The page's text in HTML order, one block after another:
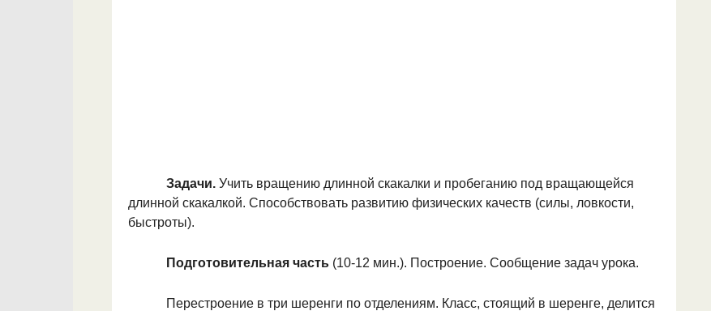
Задачи.Учить вращению длинной скакал­ки и пробеганию под вращающейся
длин­ной скакалкой. Способствовать развитию физических качеств (силы, ловкости,
быс­троты).
Подготовительная часть (10-12 мин.). Построение. Сообщение задач урока.
Перестроение в три шеренги по отде­лениям. Класс, стоящий в шеренге, делит­ся